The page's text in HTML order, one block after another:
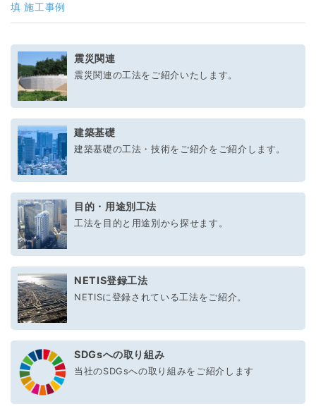
填 施工事例
震災関連
震災関連の工法をご紹介いたします。
建築基礎
建築基礎の工法・技術をご紹介をご紹介します。
目的・用途別工法
工法を目的と用途別から探せます。
NETIS登録工法
NETISに登録されている工法をご紹介。
SDGsへの取り組み
当社のSDGsへの取り組みをご紹介します